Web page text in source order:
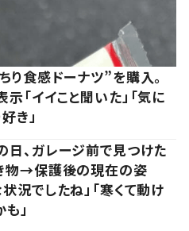
食感ドーナツ”を購入。
イイこと聞いた」「気に
き」
日、ガレージ前で見つけた
物→保護後の現在の姿
況でしたね」「寒くて動け
」